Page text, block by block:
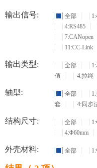
输出信号: 全部
4:RS485
7:CANopen
11:CC-Link
输出类型: 全部
值
4:拉绳
轴型: 全部
套
4:同步
结构尺寸: 全部
4:Φ60mm
外壳材料: 全部